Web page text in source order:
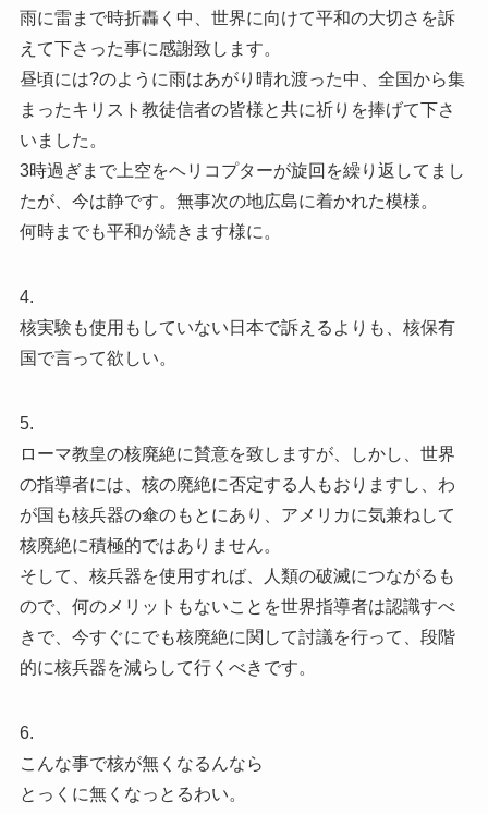
雨に雷まで時折轟く中、世界に向けて平和の大切さを訴
えて下さった事に感謝致します。
昼頃には?のように雨はあがり晴れ渡った中、全国から集
まったキリスト教徒信者の皆様と共に祈りを捧げて下さ
いました。
3時過ぎまで上空をヘリコプターが旋回を繰り返してまし
たが、今は静です。無事次の地広島に着かれた模様。
何時までも平和が続きます様に。
4.
核実験も使用もしていない日本で訴えるよりも、核保有
国で言って欲しい。
5.
ローマ教皇の核廃絶に賛意を致しますが、しかし、世界
の指導者には、核の廃絶に否定する人もおりますし、わ
が国も核兵器の傘のもとにあり、アメリカに気兼ねして
核廃絶に積極的ではありません。
そして、核兵器を使用すれば、人類の破滅につながるも
ので、何のメリットもないことを世界指導者は認識すべ
きで、今すぐにでも核廃絶に関して討議を行って、段階
的に核兵器を減らして行くべきです。
6.
こんな事で核が無くなるんなら
とっくに無くなっとるわい。